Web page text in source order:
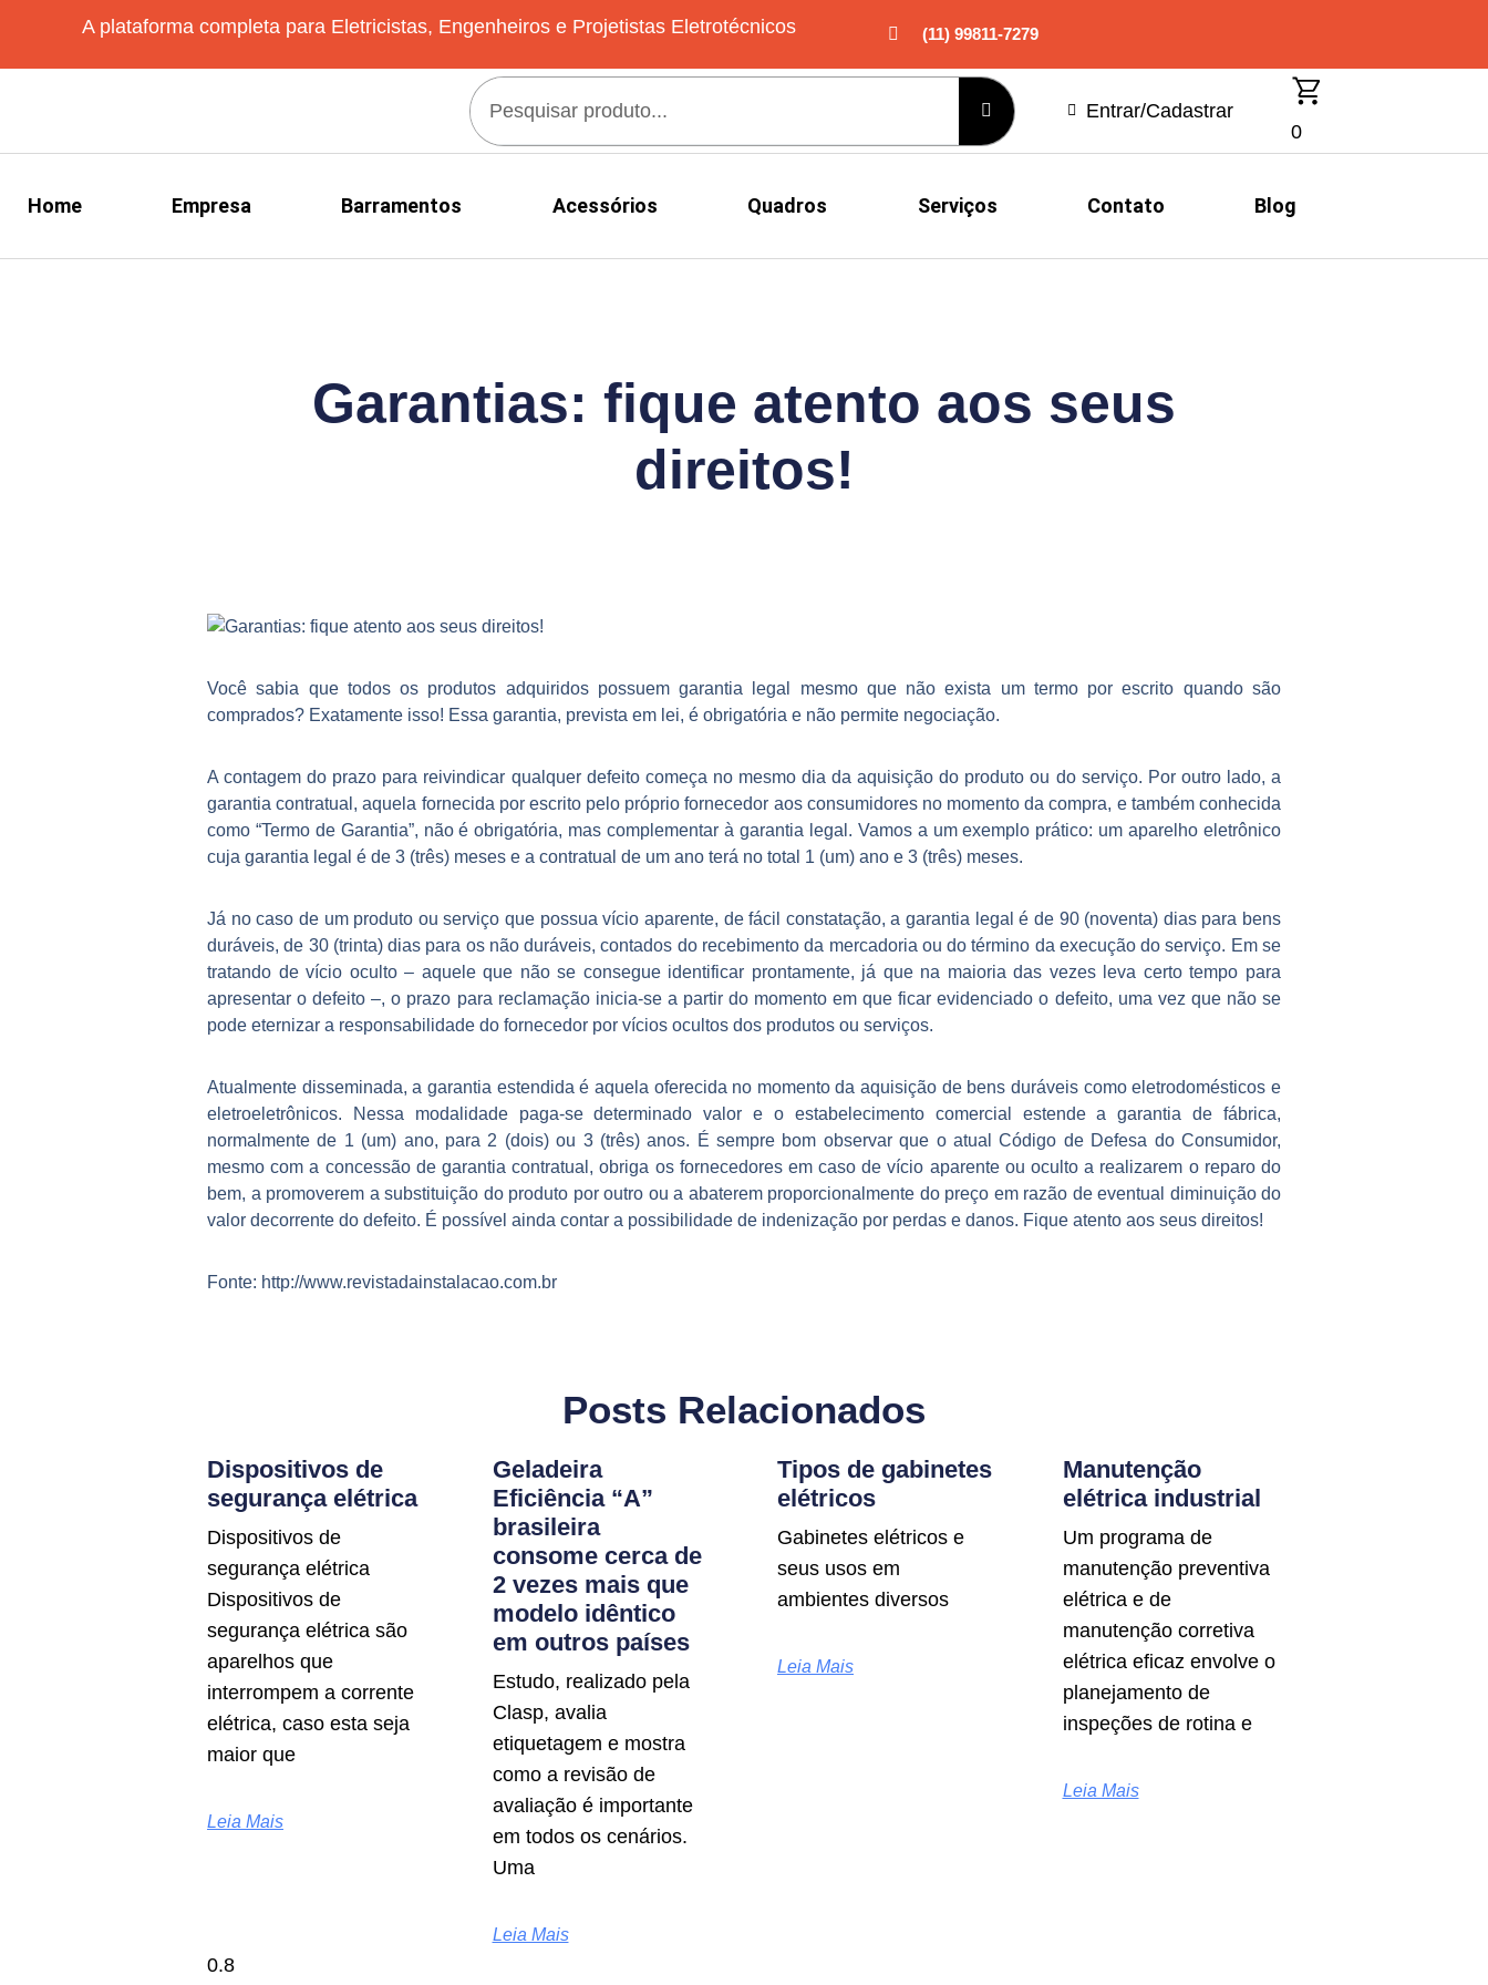
A plataforma completa para Eletricistas, Engenheiros e Projetistas Eletrotécnicos (11) 99811-7279
Entrar/Cadastrar
0
Home Empresa Barramentos Acessórios Quadros Serviços Contato Blog
Garantias: fique atento aos seus
direitos!
Você sabia que todos os produtos adquiridos possuem garantia legal mesmo que não exista um termo por escrito quando são
comprados? Exatamente isso! Essa garantia, prevista em lei, é obrigatória e não permite negociação.
A contagem do prazo para reivindicar qualquer defeito começa no mesmo dia da aquisição do produto ou do serviço. Por outro lado, a
garantia contratual, aquela fornecida por escrito pelo próprio fornecedor aos consumidores no momento da compra, e também conhecida
como “Termo de Garantia”, não é obrigatória, mas complementar à garantia legal. Vamos a um exemplo prático: um aparelho eletrônico
cuja garantia legal é de 3 (três) meses e a contratual de um ano terá no total 1 (um) ano e 3 (três) meses.
Já no caso de um produto ou serviço que possua vício aparente, de fácil constatação, a garantia legal é de 90 (noventa) dias para bens
duráveis, de 30 (trinta) dias para os não duráveis, contados do recebimento da mercadoria ou do término da execução do serviço. Em se
tratando de vício oculto – aquele que não se consegue identificar prontamente, já que na maioria das vezes leva certo tempo para
apresentar o defeito –, o prazo para reclamação inicia-se a partir do momento em que ficar evidenciado o defeito, uma vez que não se
pode eternizar a responsabilidade do fornecedor por vícios ocultos dos produtos ou serviços.
Atualmente disseminada, a garantia estendida é aquela oferecida no momento da aquisição de bens duráveis como eletrodomésticos e
eletroeletrônicos. Nessa modalidade paga-se determinado valor e o estabelecimento comercial estende a garantia de fábrica,
normalmente de 1 (um) ano, para 2 (dois) ou 3 (três) anos. É sempre bom observar que o atual Código de Defesa do Consumidor,
mesmo com a concessão de garantia contratual, obriga os fornecedores em caso de vício aparente ou oculto a realizarem o reparo do
bem, a promoverem a substituição do produto por outro ou a abaterem proporcionalmente do preço em razão de eventual diminuição do
valor decorrente do defeito. É possível ainda contar a possibilidade de indenização por perdas e danos. Fique atento aos seus direitos!
Fonte: http://www.revistadainstalacao.com.br
Posts Relacionados
Dispositivos de
segurança elétrica
Dispositivos de
segurança elétrica
Dispositivos de
segurança elétrica são
aparelhos que
interrompem a corrente
elétrica, caso esta seja
maior que
Leia Mais
Geladeira
Eficiência “A”
brasileira
consome cerca de
2 vezes mais que
modelo idêntico
em outros países
Estudo, realizado pela
Clasp, avalia
etiquetagem e mostra
como a revisão de
avaliação é importante
em todos os cenários.
Uma
Leia Mais
Tipos de gabinetes
elétricos
Gabinetes elétricos e
seus usos em
ambientes diversos
Leia Mais
Manutenção
elétrica industrial
Um programa de
manutenção preventiva
elétrica e de
manutenção corretiva
elétrica eficaz envolve o
planejamento de
inspeções de rotina e
Leia Mais